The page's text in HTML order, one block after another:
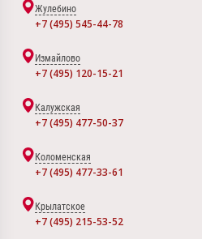
Жулебино
+7 (495) 545-44-78
Измайлово
+7 (495) 120-15-21
Калужская
+7 (495) 477-50-37
Коломенская
+7 (495) 477-33-61
Крылатское
+7 (495) 215-53-52